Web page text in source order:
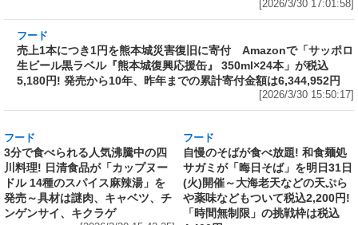
ープに! 日清が「ラーメン山岡家 醤油ラーメ
ン」をリニューアル発売～具材はチャーシュ
[2026/3/30 17:01:58]
フード
売上1本につき1円を熊本城災害復旧に寄付
Amazonで「サッポロ生ビール黒ラベル『熊本
発売から10年、昨年までの累計寄付金額は
6,344,952円
[2026/3/30 15:50:17]